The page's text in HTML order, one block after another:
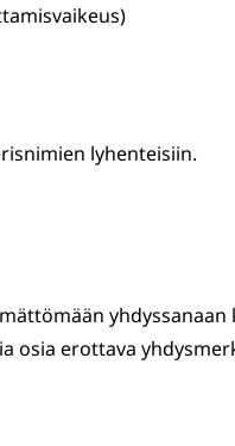
lyhenteisiin.
yhdyssanaan
osia erottava